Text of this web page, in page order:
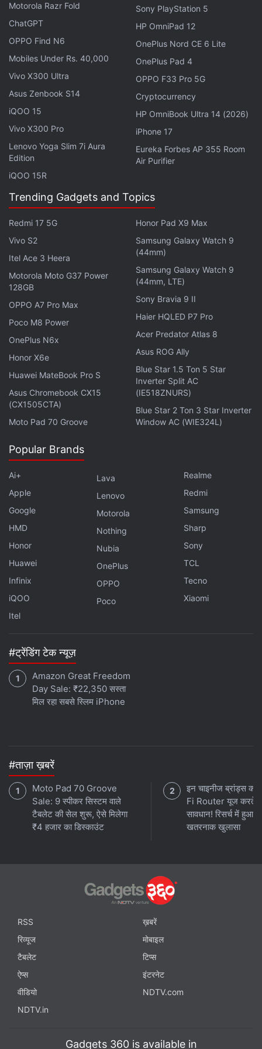
ये भी पढ़े:Crypto ,Lending Stablecoin,Transactions ,Market
Regulators
Motorola Razr Fold
ChatGPT
OPPO Find N6
Mobiles Under Rs. 40,000
Vivo X300 Ultra
Asus Zenbook S14
iQOO 15
Vivo X300 Pro
Lenovo Yoga Slim 7i Aura
Edition
iQOO 15R
Sony PlayStation 5
HP OmniPad 12
OnePlus Nord CE 6 Lite
OnePlus Pad 4
OPPO F33 Pro 5G
Cryptocurrency
HP OmniBook Ultra 14 (2026)
iPhone 17
Eureka Forbes AP 355 Room
Air Purifier
Trending Gadgets and Topics
Redmi 17 5G
Vivo S2
Itel Ace 3 Heera
Motorola Moto G37 Power
128GB
OPPO A7 Pro Max
Poco M8 Power
OnePlus N6x
Honor X6e
Huawei MateBook Pro S
Asus Chromebook CX15
(CX1505CTA)
Moto Pad 70 Groove
Honor Pad X9 Max
Samsung Galaxy Watch 9
(44mm)
Samsung Galaxy Watch 9
(44mm, LTE)
Sony Bravia 9 II
Haier HQLED P7 Pro
Acer Predator Atlas 8
Asus ROG Ally
Blue Star 1.5 Ton 5 Star
Inverter Split AC
(IE518ZNURS)
Blue Star 2 Ton 3 Star Inverter
Window AC (WIE324L)
Popular Brands
Ai+
Apple
Google
HMD
Honor
Huawei
Infinix
iQOO
Itel
Lava
Lenovo
Motorola
Nothing
Nubia
OnePlus
OPPO
Poco
Realme
Redmi
Samsung
Sharp
Sony
TCL
Tecno
Xiaomi
#ट्रेंडिंग टेक न्यूज़
Amazon Great Freedom
Day Sale: ₹22,350 सस्ता
मिल रहा सबसे स्लिम iPhone
#ताज़ा ख़बरें
Moto Pad 70 Groove
Sale: 9 स्पीकर सिस्टम वाले
टैबलेट की सेल शुरू, ऐसे मिलेगा
₹4 हजार का डिस्काउंट
इन चाइनीज ब्रांड्स का
Fi Router यूज करते
सावधान! रिसर्च में हुआ
खतरनाक खुलासा
RSS
ख़बरें
रिव्यूज
मोबाइल
टैबलेट
टिप्स
ऐप्स
इंटरनेट
वीडियो
NDTV.com
NDTV.in
Gadgets 360 is available in